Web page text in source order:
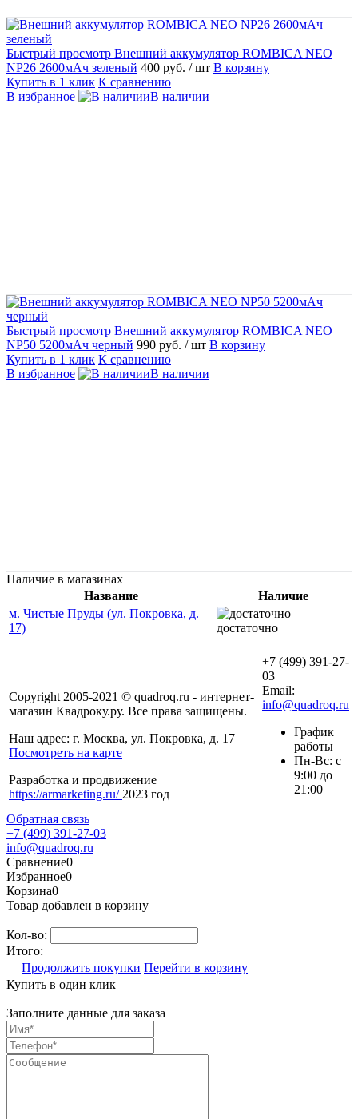
Быстрый просмотр Внешний аккумулятор ROMBICA NEO
NP26 2600мАч зеленый 400 руб. / шт В корзину
Купить в 1 клик К сравнению
В избранное
В наличии
Быстрый просмотр Внешний аккумулятор ROMBICA NEO
NP50 5200мАч черный 990 руб. / шт В корзину
Купить в 1 клик К сравнению
В избранное
В наличии
Наличие в магазинах
Название
Наличие
м. Чистые Пруды (ул. Покровка, д.
17)
достаточно
Copyright 2005-2021 © quadroq.ru - интернет-
магазин Квадроку.ру. Все права защищены.
Наш адрес: г. Москва, ул. Покровка, д. 17
Посмотреть на карте
Разработка и продвижение
https://armarketing.ru/ 2023 год
+7 (499) 391-27-
03
Email:
info@quadroq.ru
График
работы
Пн-Вс: с
9:00 до
21:00
Обратная связь
+7 (499) 391-27-03
info@quadroq.ru
Сравнение0
Избранное0
Корзина0
Товар добавлен в корзину
Кол-во:
Итого:
Продолжить покупки Перейти в корзину
Купить в один клик
Заполните данные для заказа